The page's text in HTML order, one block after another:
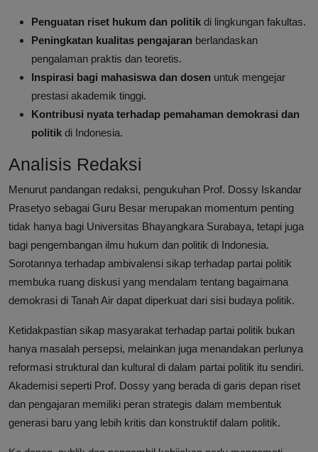
Penguatan riset hukum dan politik di lingkungan fakultas.
Peningkatan kualitas pengajaran berlandaskan
pengalaman praktis dan teoretis.
Inspirasi bagi mahasiswa dan dosen untuk mengejar
prestasi akademik tinggi.
Kontribusi nyata terhadap pemahaman demokrasi dan
politik di Indonesia.
Analisis Redaksi
Menurut pandangan redaksi, pengukuhan Prof. Dossy Iskandar
Prasetyo sebagai Guru Besar merupakan momentum penting
tidak hanya bagi Universitas Bhayangkara Surabaya, tetapi juga
bagi pengembangan ilmu hukum dan politik di Indonesia.
Sorotannya terhadap ambivalensi sikap terhadap partai politik
membuka ruang diskusi yang mendalam tentang bagaimana
demokrasi di Tanah Air dapat diperkuat dari sisi budaya politik.
Ketidakpastian sikap masyarakat terhadap partai politik bukan
hanya masalah persepsi, melainkan juga menandakan perlunya
reformasi struktural dan kultural di dalam partai politik itu sendiri.
Akademisi seperti Prof. Dossy yang berada di garis depan riset
dan pengajaran memiliki peran strategis dalam membentuk
generasi baru yang lebih kritis dan konstruktif dalam politik.